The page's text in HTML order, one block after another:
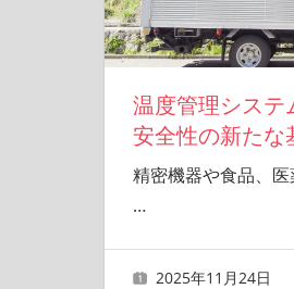
温度管理システ
安全性の新たな
精密機器や食品、
…
2025年11月24日